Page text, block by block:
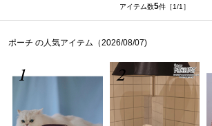
アイテム数5件 ［1/1］
ポーチ の人気アイテム（2026/08/07)
1 2